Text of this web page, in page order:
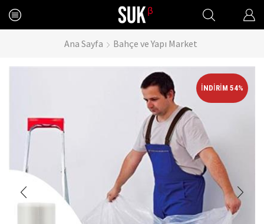
Ana Sayfa Bahçe ve Yapı Market
İNDIRIM 54%